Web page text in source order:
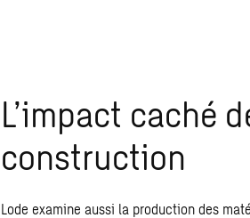
L’impact caché
construction
Lode examine aussi la production des